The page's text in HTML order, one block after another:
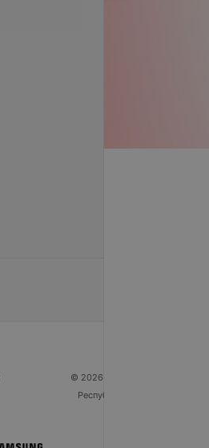
© 2026 ООО «Артокс Лаб», УНП
Республика Беларусь, г.